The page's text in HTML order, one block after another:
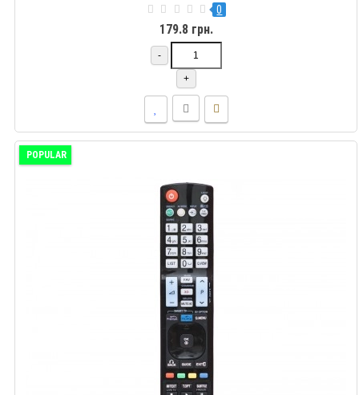
0
179.8 грн.
-
+
POPULAR